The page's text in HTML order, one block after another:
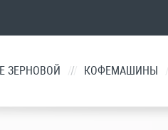
ЗЕРНОВОЙ / КОФЕМАШИНЫ